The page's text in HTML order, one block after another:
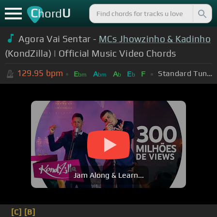
ChordU
Agora Vai Sentar - MCs Jhowzinho & Kadinho
(KondZilla) | Official Music Video Chords
129.95 bpm Ebm Abm Ab Eb F Standard Tuning (EADGBE)
Jam Along & Learn...
[C] [B]